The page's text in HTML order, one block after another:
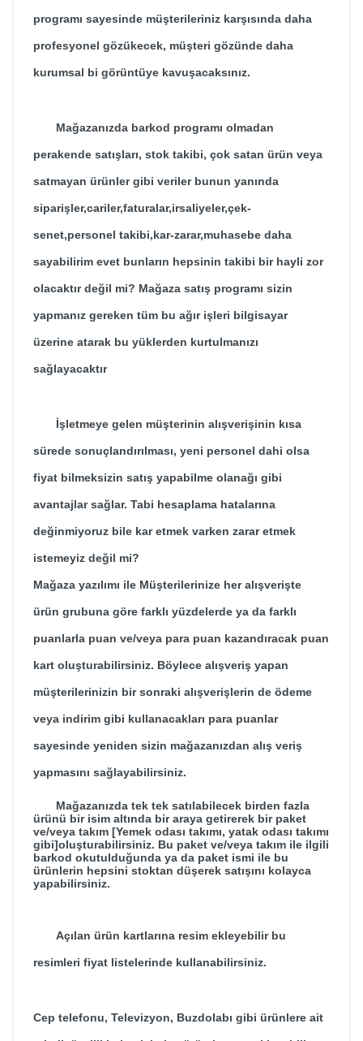
programı sayesinde müşterileriniz karşısında daha
profesyonel gözükecek, müşteri gözünde daha
kurumsal bi görüntüye kavuşacaksınız.
Mağazanızda barkod programı olmadan
perakende satışları, stok takibi, çok satan ürün veya
satmayan ürünler gibi veriler bunun yanında
siparişler,cariler,faturalar,irsaliyeler,çek-
senet,personel takibi,kar-zarar,muhasebe daha
sayabilirim evet bunların hepsinin takibi bir hayli zor
olacaktır değil mi? Mağaza satış programı sizin
yapmanız gereken tüm bu ağır işleri bilgisayar
üzerine atarak bu yüklerden kurtulmanızı
sağlayacaktır
İşletmeye gelen müşterinin alışverişinin kısa
sürede sonuçlandırılması, yeni personel dahi olsa
fiyat bilmeksizin satış yapabilme olanağı gibi
avantajlar sağlar. Tabi hesaplama hatalarına
değinmiyoruz bile kar etmek varken zarar etmek
istemeyiz değil mi?
Mağaza yazılımı ile Müşterilerinize her alışverişte
ürün grubuna göre farklı yüzdelerde ya da farklı
puanlarla puan ve/veya para puan kazandıracak puan
kart oluşturabilirsiniz. Böylece alışveriş yapan
müşterilerinizin bir sonraki alışverişlerin de ödeme
veya indirim gibi kullanacakları para puanlar
sayesinde yeniden sizin mağazanızdan alış veriş
yapmasını sağlayabilirsiniz.
Mağazanızda tek tek satılabilecek birden fazla
ürünü bir isim altında bir araya getirerek bir paket
ve/veya takım [Yemek odası takımı, yatak odası takımı
gibi]oluşturabilirsiniz. Bu paket ve/veya takım ile ilgili
barkod okutulduğunda ya da paket ismi ile bu
ürünlerin hepsini stoktan düşerek satışını kolayca
yapabilirsiniz.
Açılan ürün kartlarına resim ekleyebilir bu
resimleri fiyat listelerinde kullanabilirsiniz.
Cep telefonu, Televizyon, Buzdolabı gibi ürünlere ait